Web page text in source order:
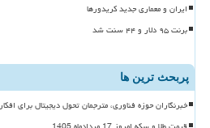
ایران و معماری جدید کریدورها
برنت ۹۵ دلار و ۴۴ سنت شد
پربحث ترین ها
خبرنگاران حوزه فناوری، مترجمان تحول دیجیتال برای